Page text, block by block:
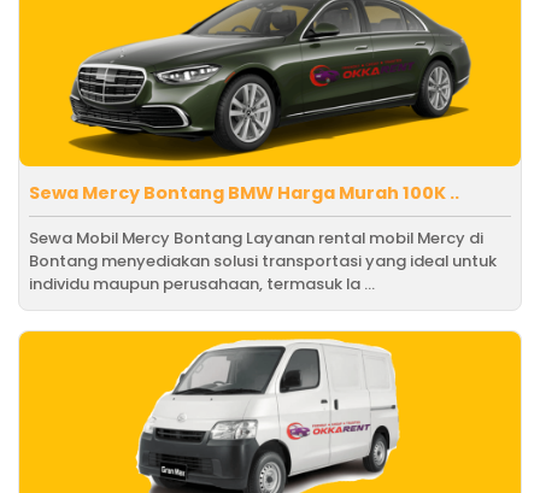
Sewa Mercy Bontang BMW Harga Murah 100K ..
Sewa Mobil Mercy Bontang Layanan rental mobil Mercy di
Bontang menyediakan solusi transportasi yang ideal untuk
individu maupun perusahaan, termasuk la ...